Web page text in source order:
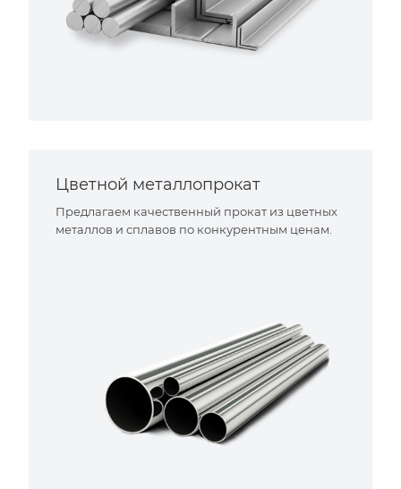
Цветной металлопрокат
Предлагаем качественный прокат из цветных
металлов и сплавов по конкурентным ценам.